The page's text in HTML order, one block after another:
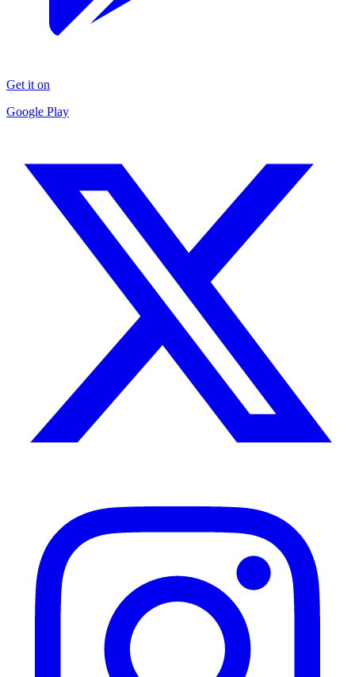
Get it on
Google Play